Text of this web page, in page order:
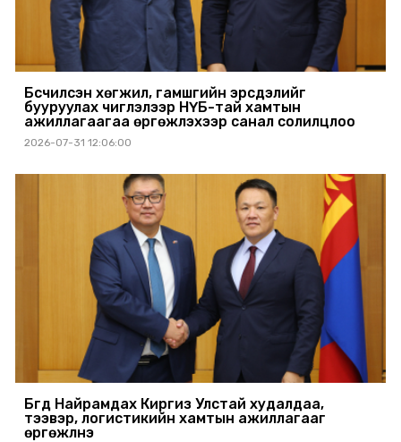
Бүсчилсэн хөгжил, гамшгийн эрсдэлийг
бууруулах чиглэлээр НҮБ-тай хамтын
ажиллагаагаа өргөжүүлэхээр санал солилцлоо
2026-07-31 12:06:00
Бүгд Найрамдах Киргиз Улстай худалдаа,
тээвэр, логистикийн хамтын ажиллагааг
өргөжүүлнэ